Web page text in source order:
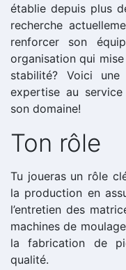
établie depuis plus
recherche
renforcer son
organisation qui
stabilité? Voici
expertise au service
son domaine!
Ton rôle
Tu joueras un rôle
la production en
l’entretien des
machines de
la fabrication de
qualité.